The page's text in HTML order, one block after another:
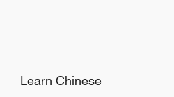
Learn Chinese